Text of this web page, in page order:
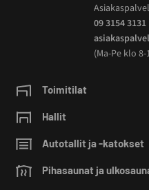
09 3154 3131
(Ma-Pe klo 8-
Toimitilat
Hallit
Autotallit ja -katokset
Pihasaunat ja